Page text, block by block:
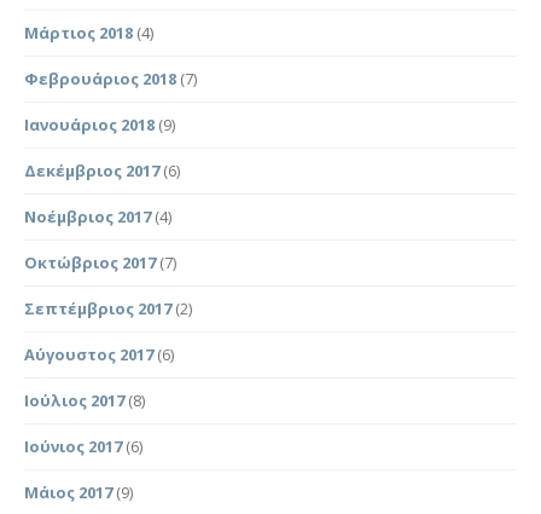
Μάρτιος 2018 (4)
Φεβρουάριος 2018 (7)
Ιανουάριος 2018 (9)
Δεκέμβριος 2017(6)
Νοέμβριος 2017(4)
Οκτώβριος 2017(7)
Σεπτέμβριος 2017(2)
Αύγουστος 2017(6)
Ιούλιος 2017(8)
Ιούνιος 2017(6)
Μάιος 2017(9)